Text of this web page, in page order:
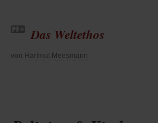
Das Weltethos
von Hartmut Meesmann